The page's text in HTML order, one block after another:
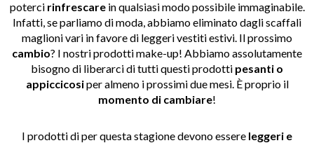
poterci rinfrescarein qualsiasi modo possibile immaginabile.
Infatti, se parliamo di moda, abbiamo eliminato dagli scaffali
maglioni vari in favore di leggeri vestiti estivi. Il prossimo
cambio? I nostri prodotti make-up! Abbiamo assolutamente
bisogno di liberarci di tutti questi prodotti pesanti o
appiccicosiper almeno i prossimi due mesi. È proprio il
momento di cambiare!
I prodotti di per questa stagione devono essere leggeri e